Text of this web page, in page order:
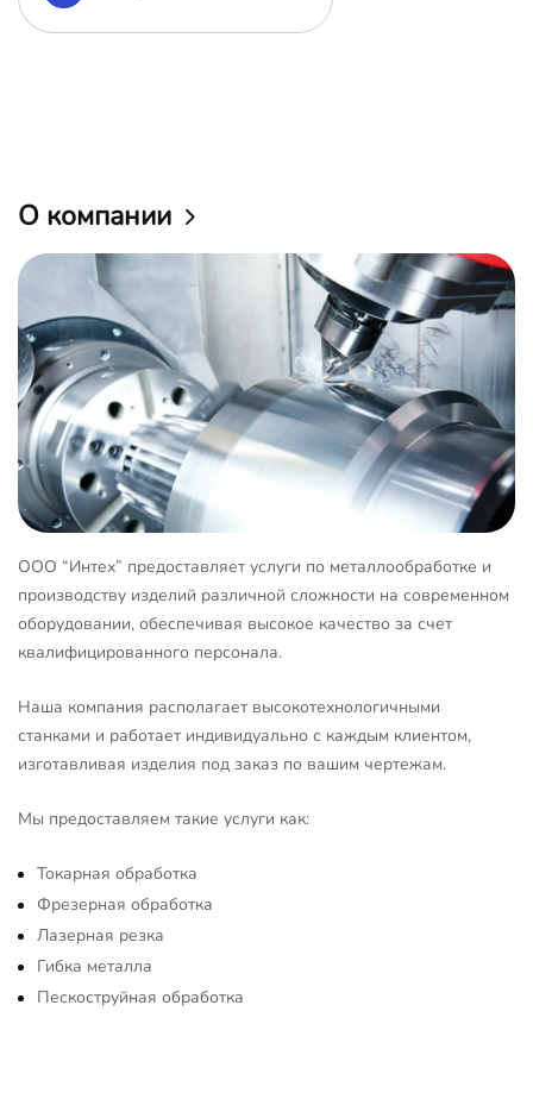
О компании
ООО “Интех” предоставляет услуги по металлообработке и
производству изделий различной сложности на современном
оборудовании, обеспечивая высокое качество за счет
квалифицированного персонала.
Наша компания располагает высокотехнологичными
станками и работает индивидуально с каждым клиентом,
изготавливая изделия под заказ по вашим чертежам.
Мы предоставляем такие услуги как:
Токарная обработка
Фрезерная обработка
Лазерная резка
Гибка металла
Пескоструйная обработка